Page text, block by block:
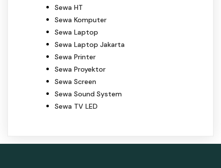
Sewa HT
Sewa Komputer
Sewa Laptop
Sewa Laptop Jakarta
Sewa Printer
Sewa Proyektor
Sewa Screen
Sewa Sound System
Sewa TV LED